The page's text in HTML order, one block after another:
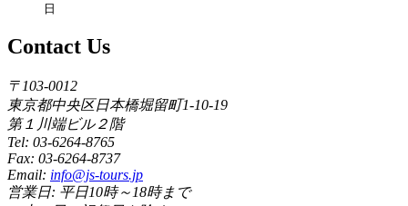
日
Contact Us
〒103-0012
東京都中央区日本橋堀留町1-10-19
第１川端ビル２階
Tel: 03-6264-8765
Fax: 03-6264-8737
Email: info@js-tours.jp
営業日: 平日10時～18時まで